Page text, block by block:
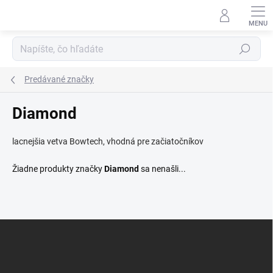
Hľadať
Predávané značky
Diamond
lacnejšia vetva Bowtech, vhodná pre začiatočníkov
Žiadne produkty značkyDiamond sa nenašli...